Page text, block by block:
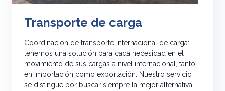
Transporte de carga
Coordinación de transporte internacional de carga:
tenemos una solución para cada necesidad en el
movimiento de sus cargas a nivel internacional, tanto
en importación como exportación. Nuestro servicio
se distingue por buscar siempre la mejor alternativa